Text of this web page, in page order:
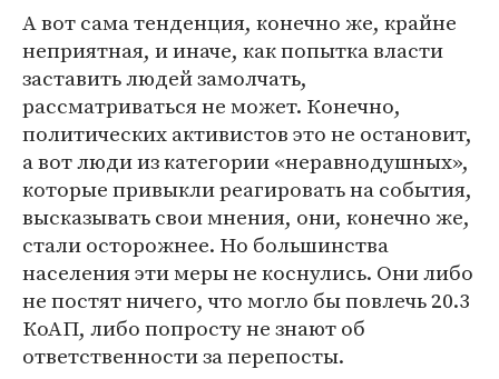
А вот сама тенденция, конечно же, крайне
неприятная, и иначе, как попытка власти
заставить людей замолчать,
рассматриваться не может. Конечно,
политических активистов это не остановит,
а вот люди из категории «неравнодушных»,
которые привыкли реагировать на события,
высказывать свои мнения, они, конечно же,
стали осторожнее. Но большинства
населения эти меры не коснулись. Они либо
не постят ничего, что могло бы повлечь 20.3
КоАП, либо попросту не знают об
ответственности за перепосты.